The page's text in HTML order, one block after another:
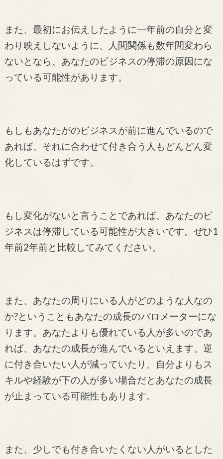
また、最初にお伝えしたように一年前の自分と変
わり映えしないように、人間関係も数年間変わら
ないとなら、あなたのビジネスの停滞の原因にな
っている可能性があります。
もしもあなたがのビジネスが前に進んでいるので
あれば、それに合わせて付き合う人もどんどん変
化しているはずです。
もし変化がないと言うことであれば、あなたのビ
ジネスは停滞している可能性が大きいです。ぜひ1
年前2年前と比較してみてください。
また、あなたの周りにいる人がどのような人なの
か?ということもあなたの成長のバロメーターにな
ります。あなたよりも優れている人が多いのであ
れば、あなたの成長が進んでいるといえます。逆
に付き合いたい人が減っていたり、自分よりもス
キルや経験が下の人が多い場合だとあなたの成長
が止まっている可能性もあります。
また、少しでも付き合いたくない人がいるとした